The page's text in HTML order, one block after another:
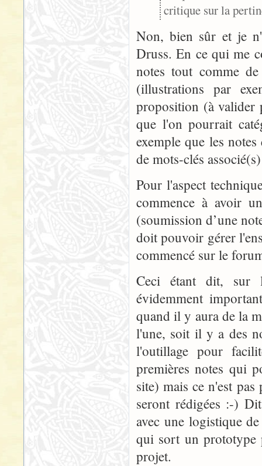
critique sur la
Non, bien sûr et je
Druss. En ce qui me
notes tout comme
(illustrations par
proposition (à valider
que l'on pourrait
exemple que les
de mots-clés
Pour l'aspect
commence à avoir
(soumission d’une
doit pouvoir gérer
commencé sur le
Ceci étant dit, sur
évidemment
quand il y aura de la
l'une, soit il y a des
l'outillage pour
premières notes qui
site) mais ce n'est
seront rédigées :-)
avec une logistique
qui sort un prototype
projet.